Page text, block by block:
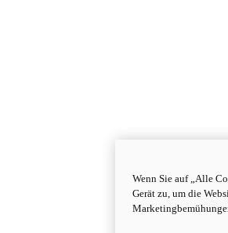
Wenn Sie auf „Alle
Gerät zu, um die